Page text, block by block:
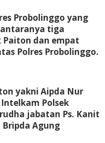
Probolinggo yang
tiga
Paiton dan empat
Polres Probolinggo.
yakni Aipda Nur
Polsek
jabatan Ps. Kanit
Bripda Agung